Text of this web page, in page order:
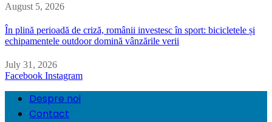
August 5, 2026
În plină perioadă de criză, românii investesc în sport: bicicletele și
echipamentele outdoor domină vânzările verii
July 31, 2026
Facebook Instagram
Despre noi
Contact